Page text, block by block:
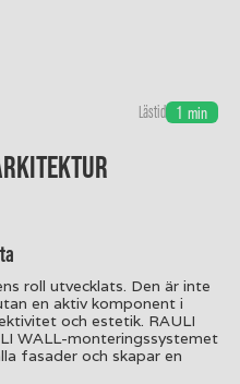
Lästid 1 min
roll utvecklats. Den är inte
en aktiv komponent i
och estetik. RAULI
WALL-monteringssystemet
fasader och skapar en